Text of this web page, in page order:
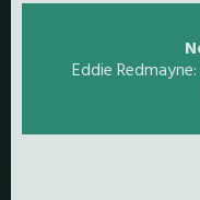
Eddie